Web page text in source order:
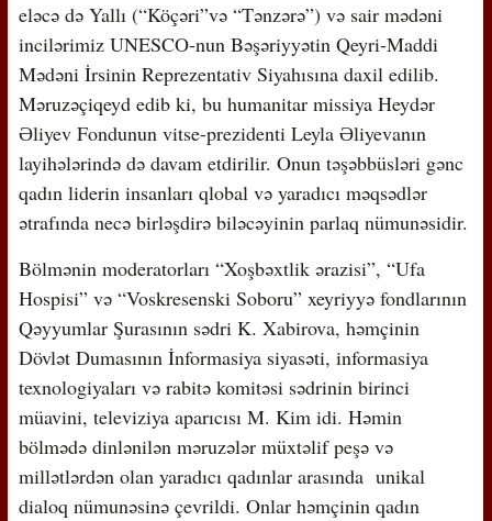
eləcə də Yallı (“Köçəri”və “Tənzərə”) və sair mədəni
incilərimiz UNESCO-nun Bəşəriyyətin Qeyri-Maddi
Mədəni İrsinin Reprezentativ Siyahısına daxil edilib.
Məruzəçiqeyd edib ki, bu humanitar missiya Heydər
Əliyev Fondunun vitse-prezidenti Leyla Əliyevanın
layihələrində də davam etdirilir. Onun təşəbbüsləri gənc
qadın liderin insanları qlobal və yaradıcı məqsədlər
ətrafında necə birləşdirə biləcəyinin parlaq nümunəsidir.
Bölmənin moderatorları “Xoşbəxtlik ərazisi”, “Ufa
Hospisi” və “Voskresenski Soboru” xeyriyyə fondlarının
Qəyyumlar Şurasının sədri K. Xabirova, həmçinin
Dövlət Dumasının İnformasiya siyasəti, informasiya
texnologiyaları və rabitə komitəsi sədrinin birinci
müavini, televiziya aparıcısı M. Kim idi. Həmin
bölmədə dinlənilən məruzələr müxtəlif peşə və
millətlərdən olan yaradıcı qadınlar arasında unikal
dialoq nümunəsinə çevrildi. Onlar həmçinin qadın